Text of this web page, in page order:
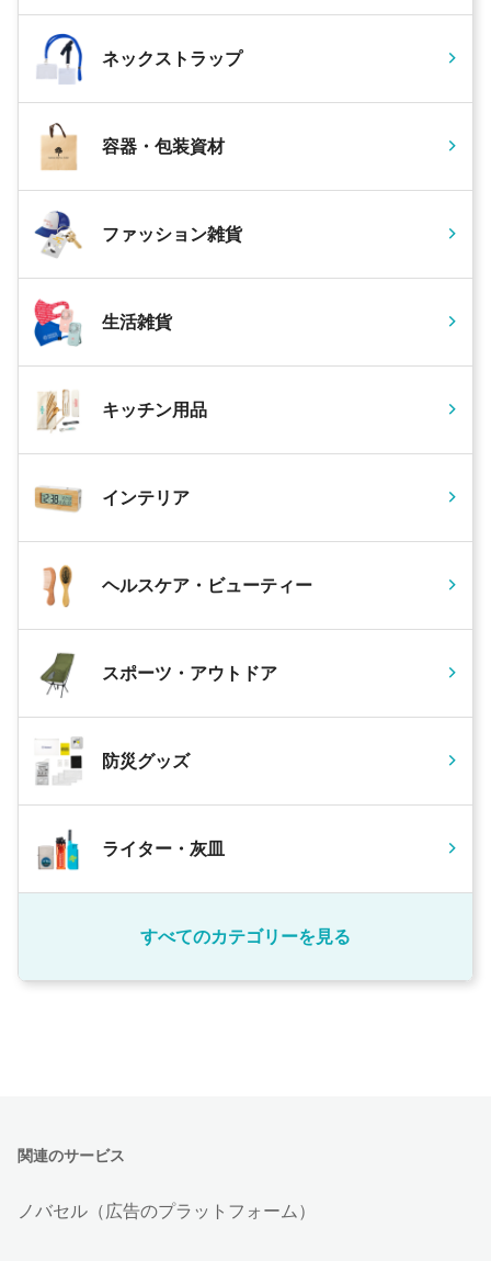
ネックストラップ
容器・包装資材
ファッション雑貨
生活雑貨
キッチン用品
インテリア
ヘルスケア・ビューティー
スポーツ・アウトドア
防災グッズ
ライター・灰皿
すべてのカテゴリーを見る
関連のサービス
ノバセル（広告のプラットフォーム）